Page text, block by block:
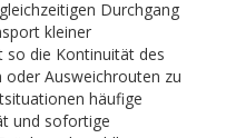
Durchgang
kleiner
so die Kontinuität des
Ausweichrouten zu
häufige
und sofortige